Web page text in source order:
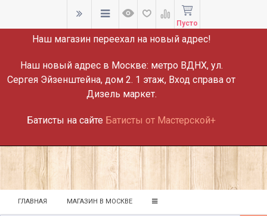
ВНИМАНИЕ!
Наш магазин переехал на новый адрес!
Наш новый адрес в Москве: метро ВДНХ, ул.
Сергея Эйзенштейна, дом 2. 1 этаж, Вход справа от
Дизель маркет.
Батисты на сайте Батисты от Мастерской+
Пусто
ГЛАВНАЯ МАГАЗИН В МОСКВЕ